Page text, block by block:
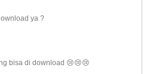
ya ?
bisa di download 😢😢😢